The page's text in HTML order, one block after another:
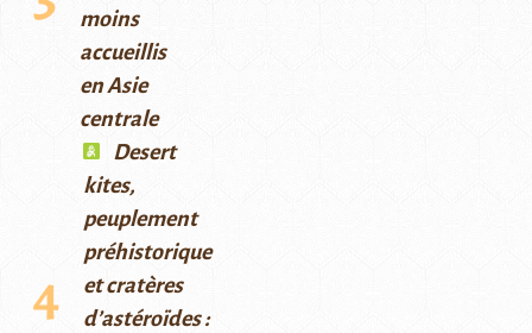
moins
accueillis
en Asie
centrale
Desert
kites,
peuplement
préhistorique
et cratères
d’astéroïdes :